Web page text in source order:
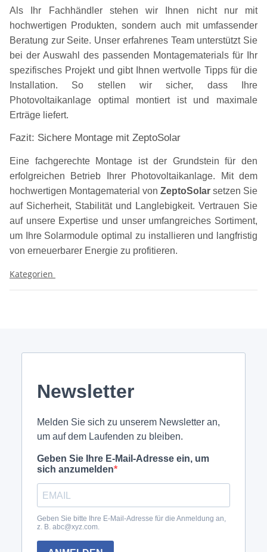
Als Ihr Fachhändler stehen wir Ihnen nicht nur mit
hochwertigen Produkten, sondern auch mit umfassender
Beratung zur Seite. Unser erfahrenes Team unterstützt Sie
bei der Auswahl des passenden Montagematerials für Ihr
spezifisches Projekt und gibt Ihnen wertvolle Tipps für die
Installation. So stellen wir sicher, dass Ihre
Photovoltaikanlage optimal montiert ist und maximale
Erträge liefert.
Fazit: Sichere Montage mit ZeptoSolar
Eine fachgerechte Montage ist der Grundstein für den
erfolgreichen Betrieb Ihrer Photovoltaikanlage. Mit dem
hochwertigen Montagematerial von ZeptoSolar setzen Sie
auf Sicherheit, Stabilität und Langlebigkeit. Vertrauen Sie
auf unsere Expertise und unser umfangreiches Sortiment,
um Ihre Solarmodule optimal zu installieren und langfristig
von erneuerbarer Energie zu profitieren.
Kategorien